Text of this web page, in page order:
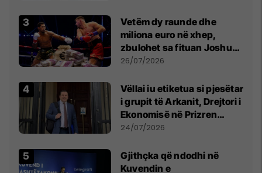
Vetëm dy raunde dhe
miliona euro në xhep,
zbulohet sa fituan Joshua
e Prenga
26/07/2026
Vëllai iu etiketua si pjesëtar
i grupit të Arkanit, Drejtori i
Ekonomisë në Prizren
mohon pretendimet
24/07/2026
Gjithçka që ndodhi në
Kuvendin e